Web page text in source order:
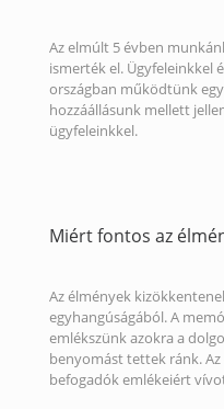
Az elmúlt 5 évben
ismerték el. Ügyfeleinkkel
országban működtünk
hozzáállásunk mellett
ügyfeleinkkel.
Miért fontos az
Az élmények
egyhangúságából. A
emlékszünk azokra a
benyomást tettek ránk.
befogadók emlékeiért